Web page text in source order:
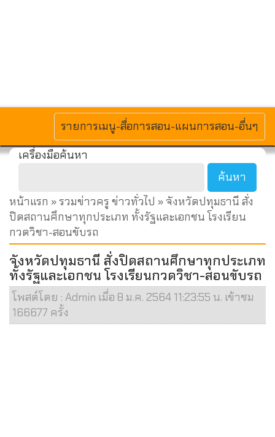
MENU
รายการเมนู-สื่อการสอน-แผนการสอน-อื่นๆ
เครื่องมือค้นหา
หน้าแรก »รวมข่าวครู ข่าวทั่วไป » จังหวัดปทุมธานี สั่ง
ปิดสถานศึกษาทุกประเภท ทั้งรัฐและเอกชน โรงเรียน
กวดวิชา-สอนขับรถ
จังหวัดปทุมธานี สั่งปิดสถานศึกษาทุกประเภท
ทั้งรัฐและเอกชน โรงเรียนกวดวิชา-สอนขับรถ
โพสต์โดย : Admin เมื่อ 8 ม.ค. 2564 11:23:55 น. เข้าชม
166677 ครั้ง